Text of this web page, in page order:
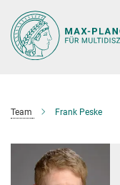
Hauptinhalt
Team Frank Peske